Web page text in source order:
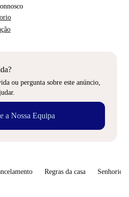
ou pergunta sobre este anúncio,
a Nossa Equipa
Regras da casa Senhorio